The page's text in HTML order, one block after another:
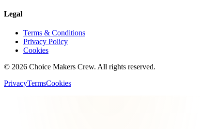
Legal
Terms & Conditions
Privacy Policy
Cookies
© 2026 Choice Makers Crew. All rights reserved.
PrivacyTermsCookies